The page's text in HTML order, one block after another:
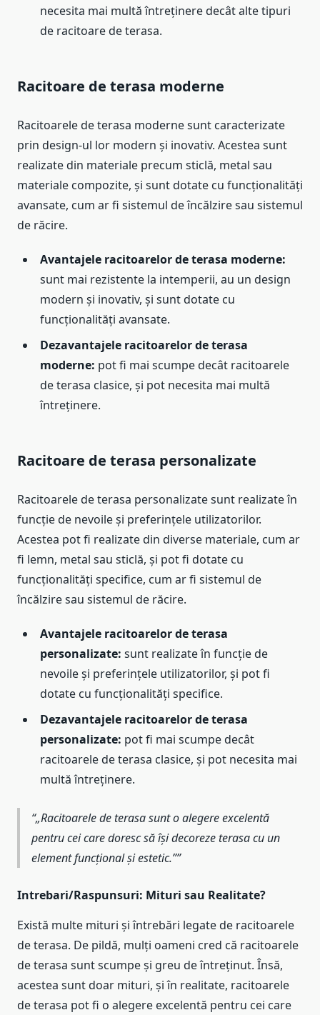
necesita mai multă întreținere decât alte tipuri
de racitoare de terasa.
Racitoare de terasa moderne
Racitoarele de terasa moderne sunt caracterizate
prin design-ul lor modern și inovativ. Acestea sunt
realizate din materiale precum sticlă, metal sau
materiale compozite, și sunt dotate cu funcționalități
avansate, cum ar fi sistemul de încălzire sau sistemul
de răcire.
Avantajele racitoarelor de terasa moderne:
sunt mai rezistente la intemperii, au un design
modern și inovativ, și sunt dotate cu
funcționalități avansate.
Dezavantajele racitoarelor de terasa
moderne: pot fi mai scumpe decât racitoarele
de terasa clasice, și pot necesita mai multă
întreținere.
Racitoare de terasa personalizate
Racitoarele de terasa personalizate sunt realizate în
funcție de nevoile și preferințele utilizatorilor.
Acestea pot fi realizate din diverse materiale, cum ar
fi lemn, metal sau sticlă, și pot fi dotate cu
funcționalități specifice, cum ar fi sistemul de
încălzire sau sistemul de răcire.
Avantajele racitoarelor de terasa
personalizate: sunt realizate în funcție de
nevoile și preferințele utilizatorilor, și pot fi
dotate cu funcționalități specifice.
Dezavantajele racitoarelor de terasa
personalizate: pot fi mai scumpe decât
racitoarele de terasa clasice, și pot necesita mai
multă întreținere.
„Racitoarele de terasa sunt o alegere excelentă
pentru cei care doresc să își decoreze terasa cu un
element funcțional și estetic.”
Intrebari/Raspunsuri: Mituri sau Realitate?
Există multe mituri și întrebări legate de racitoarele
de terasa. De pildă, mulți oameni cred că racitoarele
de terasa sunt scumpe și greu de întreținut. Însă,
acestea sunt doar mituri, și în realitate, racitoarele
de terasa pot fi o alegere excelentă pentru cei care